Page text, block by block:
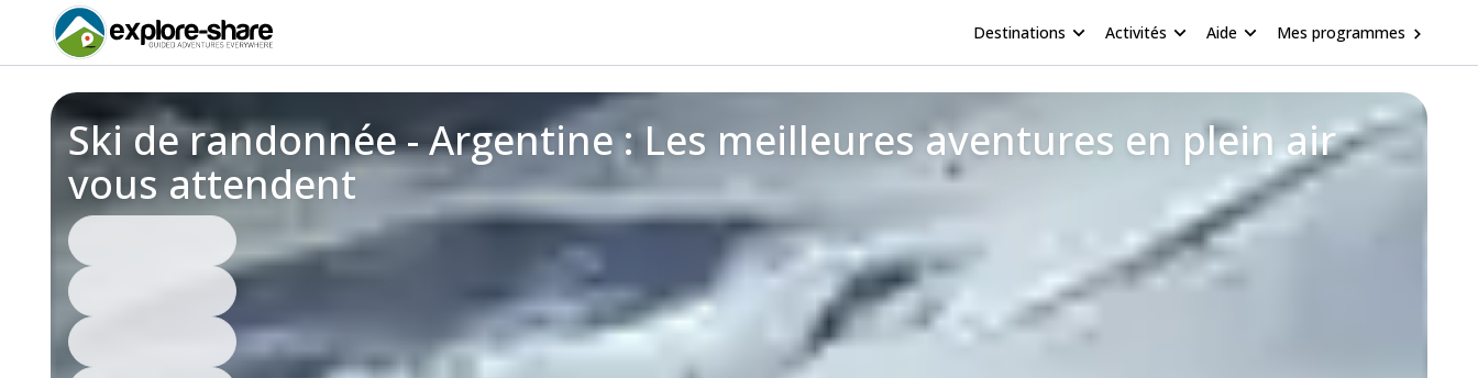
Destinations Activités Aide Mes programmes
Ski de randonnée - Argentine : Les meilleures aventures en plein air
vous attendent